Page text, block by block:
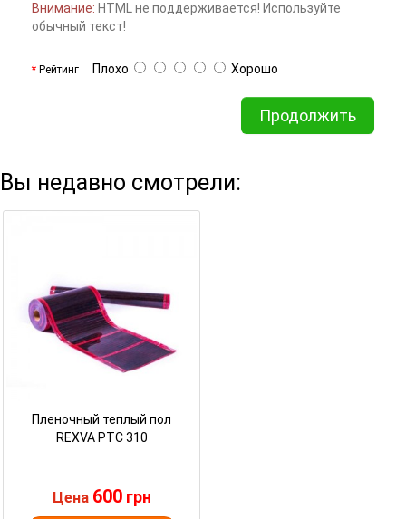
Внимание: HTML не поддерживается! Используйте
обычный текст!
Рейтинг Плохо Хорошо
Продолжить
Вы недавно смотрели:
Пленочный теплый пол
REXVA PTC 310
Цена 600 грн